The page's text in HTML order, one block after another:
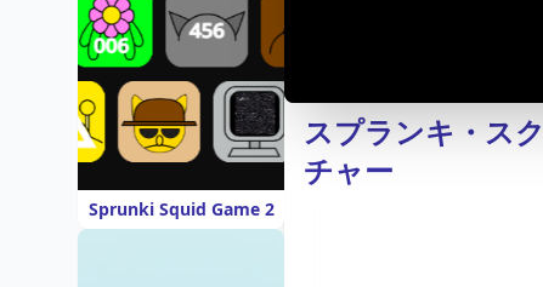
Sprunki Squid Game 2
スプランキ・ス
チャー